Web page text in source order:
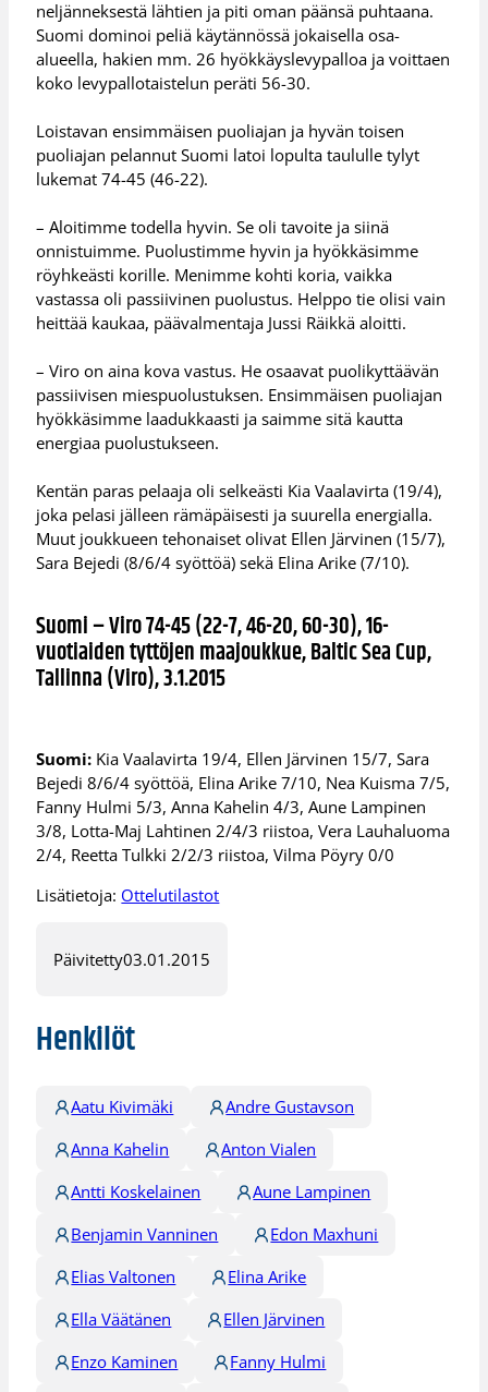
neljänneksestä lähtien ja piti oman päänsä puhtaana.
Suomi dominoi peliä käytännössä jokaisella osa-
alueella, hakien mm. 26 hyökkäyslevypalloa ja voittaen
koko levypallotaistelun peräti 56-30.
Loistavan ensimmäisen puoliajan ja hyvän toisen
puoliajan pelannut Suomi latoi lopulta taululle tylyt
lukemat 74-45 (46-22).
– Aloitimme todella hyvin. Se oli tavoite ja siinä
onnistuimme. Puolustimme hyvin ja hyökkäsimme
röyhkeästi korille. Menimme kohti koria, vaikka
vastassa oli passiivinen puolustus. Helppo tie olisi vain
heittää kaukaa, päävalmentaja Jussi Räikkä aloitti.
– Viro on aina kova vastus. He osaavat puolikyttäävän
passiivisen miespuolustuksen. Ensimmäisen puoliajan
hyökkäsimme laadukkaasti ja saimme sitä kautta
energiaa puolustukseen.
Kentän paras pelaaja oli selkeästi Kia Vaalavirta (19/4),
joka pelasi jälleen rämäpäisesti ja suurella energialla.
Muut joukkueen tehonaiset olivat Ellen Järvinen (15/7),
Sara Bejedi (8/6/4 syöttöä) sekä Elina Arike (7/10).
Suomi – Viro 74-45 (22-7, 46-20, 60-30), 16-
vuotiaiden tyttöjen maajoukkue, Baltic Sea Cup,
Tallinna (Viro), 3.1.2015
Suomi: Kia Vaalavirta 19/4, Ellen Järvinen 15/7, Sara
Bejedi 8/6/4 syöttöä, Elina Arike 7/10, Nea Kuisma 7/5,
Fanny Hulmi 5/3, Anna Kahelin 4/3, Aune Lampinen
3/8, Lotta-Maj Lahtinen 2/4/3 riistoa, Vera Lauhaluoma
2/4, Reetta Tulkki 2/2/3 riistoa, Vilma Pöyry 0/0
Lisätietoja: Ottelutilastot
Päivitetty03.01.2015
Henkilöt
Aatu Kivimäki
Andre Gustavson
Anna Kahelin
Anton Vialen
Antti Koskelainen
Aune Lampinen
Benjamin Vanninen
Edon Maxhuni
Elias Valtonen
Elina Arike
Ella Väätänen
Ellen Järvinen
Enzo Kaminen
Fanny Hulmi